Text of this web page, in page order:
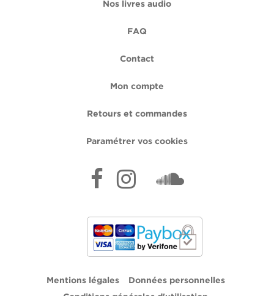
Nos livres audio
FAQ
Contact
Mon compte
Retours et commandes
Paramétrer vos cookies
Mentions légales Données personnelles